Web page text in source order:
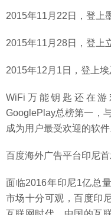
2015年11月22日，登上
2015年11月28日，登上
2015年12月1日，登上
WiFi万能钥匙还在
GooglePlay总榜第一，
成为用户最受欢迎的软件
百度海外广告平台印尼
面临2016年印尼1亿总
市场十分可观，百度印